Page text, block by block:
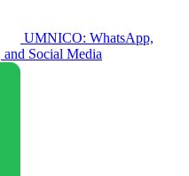
UMNICO: WhatsApp,
Social Media